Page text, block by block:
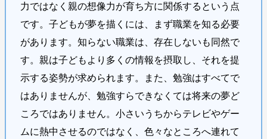
力ではなく親の想像力が育ち方に関係するという点
です。子どもが夢を描くには、まず職業を知る必要
があります。知らない職業は、存在しないも同然で
す。親は子どもより多くの情報を摂取し、それを提
示する姿勢が求められます。また、勉強はすべてで
はありませんが、勉強すらできなくては将来の夢ど
ころではありません。小さいうちからテレビやゲー
ムに熱中させるのではなく、色々なところへ連れて